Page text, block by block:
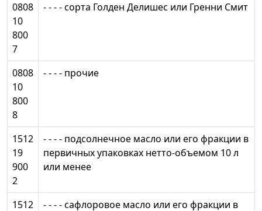
0808
10
800
7
- - - - сорта Голден Делишес или Гренни Смит
0808
10
800
8
- - - - прочие
1512
19
900
2
- - - - подсолнечное масло или его фракции в
первичных упаковках нетто-объемом 10 л
или менее
1512
- - - - сафлоровое масло или его фракции в